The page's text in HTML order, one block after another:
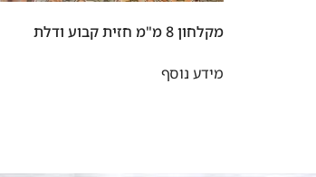
מקלחון 8 מ"מ חזית קבוע ודלת
מידע נוסף